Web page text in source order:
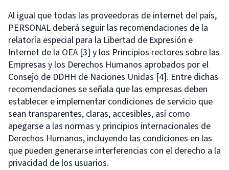
Al igual que todas las proveedoras de internet del país,
PERSONAL deberá seguir las recomendaciones de la
relatoría especial para la Libertad de Expresión e
Internet de la OEA [3] y los Principios rectores sobre las
Empresas y los Derechos Humanos aprobados por el
Consejo de DDHH de Naciones Unidas [4]. Entre dichas
recomendaciones se señala que las empresas deben
establecer e implementar condiciones de servicio que
sean transparentes, claras, accesibles, así como
apegarse a las normas y principios internacionales de
Derechos Humanos, incluyendo las condiciones en las
que pueden generarse interferencias con el derecho a la
privacidad de los usuarios.